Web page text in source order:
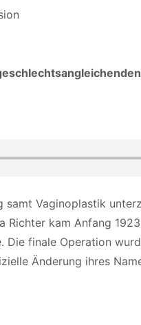
Vaginoplastik
kam Anfang
finale Operation
Änderung ihres